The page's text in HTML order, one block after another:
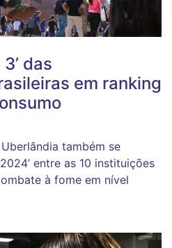
das
em ranking
também se
entre as 10 instituições
à fome em nível